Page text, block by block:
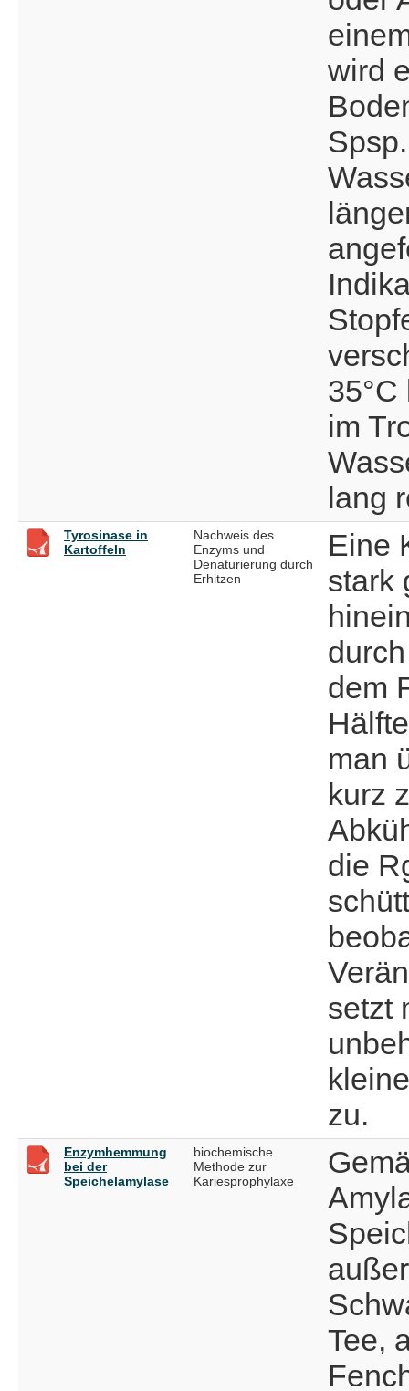
wird
im
lang
Tyrosinase in
Kartoffeln
Nachweis des
Enzyms und
Denaturierung durch
Erhitzen
Eine
stark
dem
man
kurz
die
setzt
zu.
Enzymhemmung
bei der
Speichelamylase
biochemische
Methode zur
Kariesprophylaxe
Tee,